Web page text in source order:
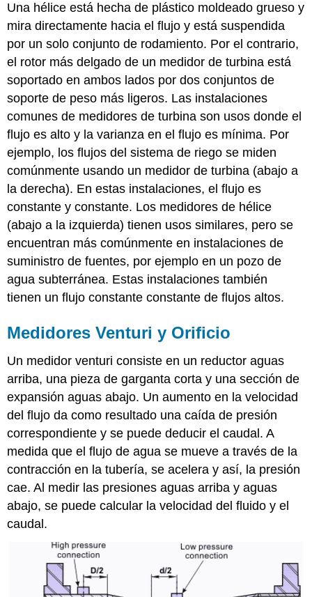
Una hélice está hecha de plástico moldeado grueso y
mira directamente hacia el flujo y está suspendida
por un solo conjunto de rodamiento. Por el contrario,
el rotor más delgado de un medidor de turbina está
soportado en ambos lados por dos conjuntos de
soporte de peso más ligeros. Las instalaciones
comunes de medidores de turbina son usos donde el
flujo es alto y la varianza en el flujo es mínima. Por
ejemplo, los flujos del sistema de riego se miden
comúnmente usando un medidor de turbina (abajo a
la derecha). En estas instalaciones, el flujo es
constante y constante. Los medidores de hélice
(abajo a la izquierda) tienen usos similares, pero se
encuentran más comúnmente en instalaciones de
suministro de fuentes, por ejemplo en un pozo de
agua subterránea. Estas instalaciones también
tienen un flujo constante constante de flujos altos.
Medidores Venturi y Orificio
Un medidor venturi consiste en un reductor aguas
arriba, una pieza de garganta corta y una sección de
expansión aguas abajo. Un aumento en la velocidad
del flujo da como resultado una caída de presión
correspondiente y se puede deducir el caudal. A
medida que el flujo de agua se mueve a través de la
contracción en la tubería, se acelera y así, la presión
cae. Al medir las presiones aguas arriba y aguas
abajo, se puede calcular la velocidad del fluido y el
caudal.